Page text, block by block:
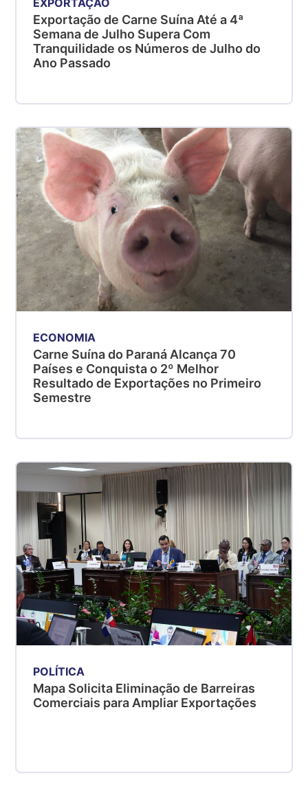
EXPORTAÇÃO
Exportação de Carne Suína Até a 4ª
Semana de Julho Supera Com
Tranquilidade os Números de Julho do
Ano Passado
ECONOMIA
Carne Suína do Paraná Alcança 70
Países e Conquista o 2º Melhor
Resultado de Exportações no Primeiro
Semestre
POLÍTICA
Mapa Solicita Eliminação de Barreiras
Comerciais para Ampliar Exportações